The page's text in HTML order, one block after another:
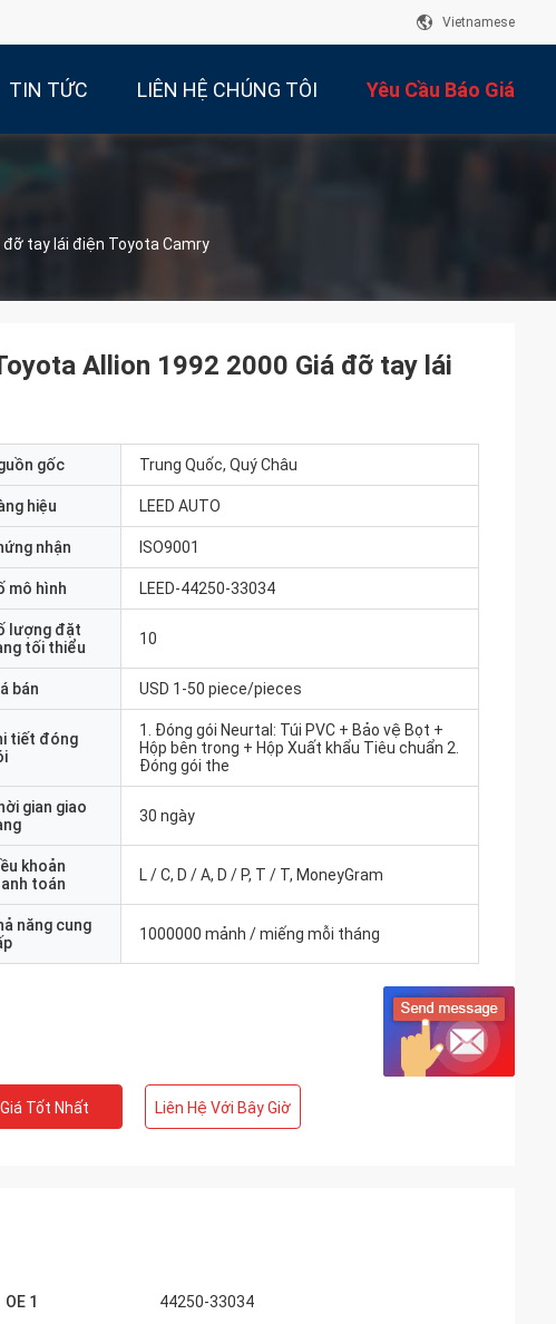
Vietnamese
TIN TỨC LIÊN HỆ CHÚNG TÔI Yêu Cầu Báo Giá
đỡ tay lái điện Toyota Camry
Allion 1992 2000 Giá đỡ tay lái
gốc Trung Quốc, Quý Châu
hiệu LEED AUTO
nhận ISO9001
mô hình LEED-44250-33034
lượng đặt
tối thiểu
10
bán USD 1-50 piece/pieces
tiết đóng
1. Đóng gói Neurtal: Túi PVC + Bảo vệ Bọt +
Hộp bên trong + Hộp Xuất khẩu Tiêu chuẩn 2.
Đóng gói the
gian giao
30 ngày
khoản
toán
L / C, D / A, D / P, T / T, MoneyGram
năng cung
1000000 mảnh / miếng mỗi tháng
Giá Tốt Nhất Liên Hệ Với Bây Giờ
OE 1 44250-33034